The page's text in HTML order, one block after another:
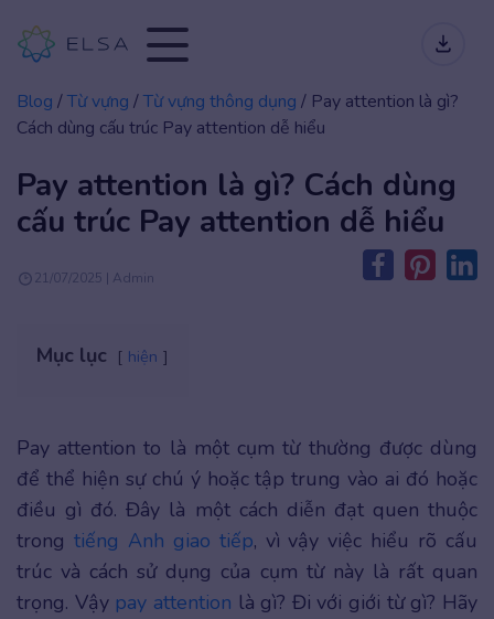
Blog /Từ vựng /Từ vựng thông dụng / Pay attention là gì?
Cách dùng cấu trúc Pay attention dễ hiểu
Pay attention là gì? Cách dùng
cấu trúc Pay attention dễ hiểu
21/07/2025 | Admin
Mục lục hiện
Pay attention to là một cụm từ thường được dùng
để thể hiện sự chú ý hoặc tập trung vào ai đó hoặc
điều gì đó. Đây là một cách diễn đạt quen thuộc
trong tiếng Anh giao tiếp, vì vậy việc hiểu rõ cấu
trúc và cách sử dụng của cụm từ này là rất quan
trọng. Vậy pay attention là gì? Đi với giới từ gì? Hãy